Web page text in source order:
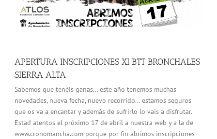
APERTURA INSCRIPCIONES XI BTT BRONCHALES
SIERRA ALTA
Sabemos que tenéis ganas... este año tenemos muchas
novedades, nueva fecha, nuevo recorrido... estamos seguros
que os va a encantar y además de sufrirlo lo vais a disfrutar.
Estad atentos el próximo 17 de abril a nuestra web y a la de
www.cronomancha.com porque por fin abrimos inscripciones